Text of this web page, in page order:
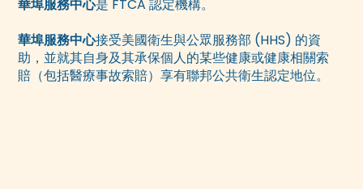
華埠服務中心是 FTCA 認定機構。
華埠服務中心接受美國衛生與公眾服務部 (HHS) 的資
助，並就其自身及其承保個人的某些健康或健康相關索
賠（包括醫療事故索賠）享有聯邦公共衛生認定地位。